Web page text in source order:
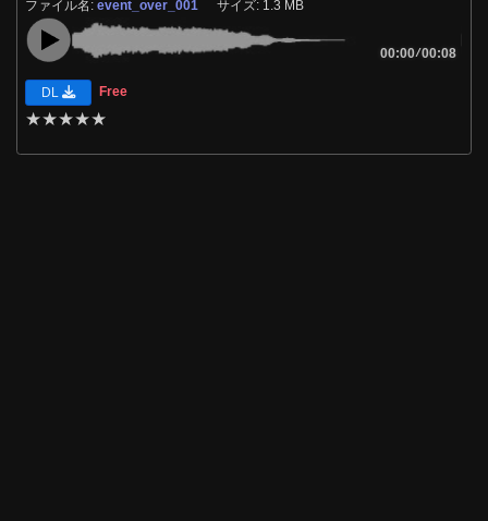
ファイル名:event_over_001 サイズ: 1.3 MB
00:00/00:08
DL Free
★★★★★